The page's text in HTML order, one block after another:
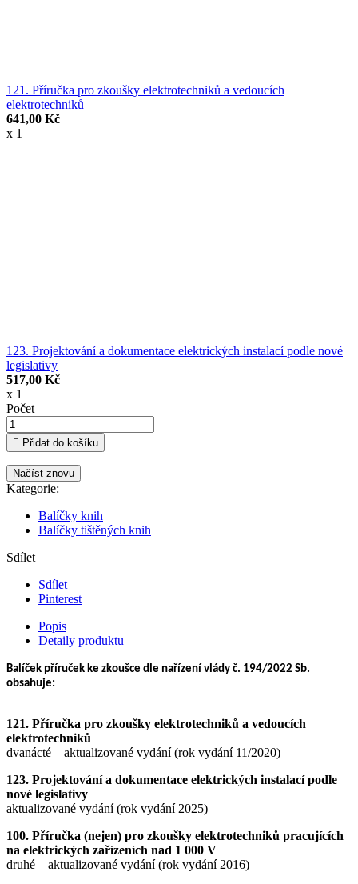
121. Příručka pro zkoušky elektrotechniků a vedoucích
elektrotechniků
641,00 Kč
x 1
123. Projektování a dokumentace elektrických instalací podle nové
legislativy
517,00 Kč
x 1
Počet
 Přidat do košíku
Kategorie:
Balíčky knih
Balíčky tištěných knih
Sdílet
Sdílet
Pinterest
Popis
Detaily produktu
Balíček příruček ke zkoušce dle nařízení vlády č. 194/2022 Sb.
obsahuje:
121. Příručka pro zkoušky elektrotechniků a vedoucích
elektrotechniků
dvanácté – aktualizované vydání (rok vydání 11/2020)
123. Projektování a dokumentace elektrických instalací podle
nové legislativy
aktualizované vydání (rok vydání 2025)
100. Příručka (nejen) pro zkoušky elektrotechniků pracujících
na elektrických zařízeních nad 1 000 V
druhé – aktualizované vydání (rok vydání 2016)